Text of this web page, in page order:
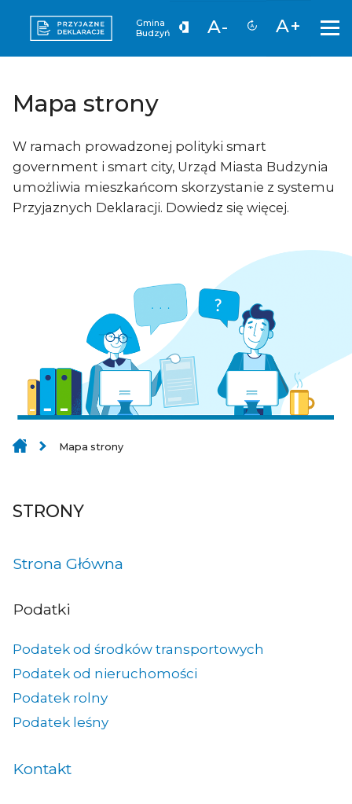
Gmina
Budzyń
A- A+
Mapa strony
W ramach prowadzonej polityki smart
government i smart city, Urząd Miasta Budzynia
umożliwia mieszkańcom skorzystanie z systemu
Przyjaznych Deklaracji. Dowiedz się więcej.
Mapa strony
STRONY
Strona Główna
Podatki
Podatek od środków transportowych
Podatek od nieruchomości
Podatek rolny
Podatek leśny
Kontakt